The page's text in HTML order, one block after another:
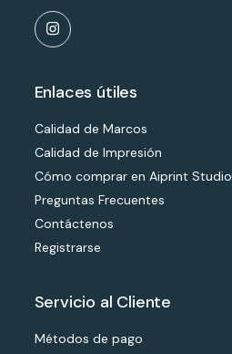
Enlaces útiles
Calidad de Marcos
Calidad de Impresión
Cómo comprar en Aiprint Studio
Preguntas Frecuentes
Contáctenos
Registrarse
Servicio al Cliente
Métodos de pago